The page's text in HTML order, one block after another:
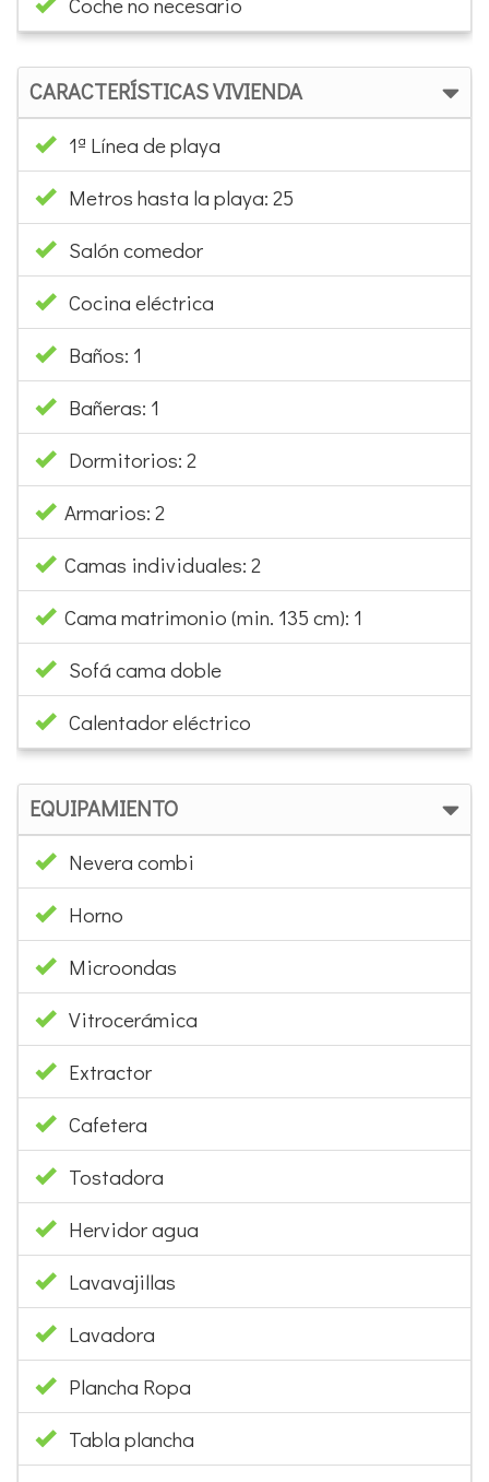
Metros hasta la playa: 25
Salón comedor
Cocina eléctrica
Baños: 1
Bañeras: 1
Dormitorios: 2
Armarios: 2
Camas individuales: 2
Cama matrimonio (min. 135 cm): 1
Sofá cama doble
Calentador eléctrico
EQUIPAMIENTO
Horno
Microondas
Vitrocerámica
Extractor
Cafetera
Tostadora
Hervidor agua
Lavavajillas
Lavadora
Plancha Ropa
Tabla plancha
Televisión
Portero automático